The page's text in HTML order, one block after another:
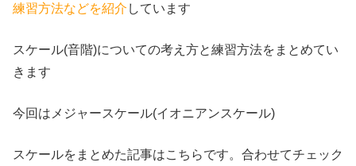
練習方法などを紹介 しています
スケール(音階)についての考え方と練習方法をまとめてい
きます
今回はメジャースケール(イオニアンスケール)
スケールをまとめた記事はこちらです。合わせてチェック